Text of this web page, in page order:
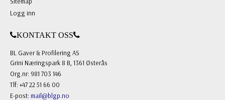
Logg inn
KONTAKT OSS
BL Gaver & Profilering AS
Grini Næringspark 8 B, 1361 Østerås
Org.nr: 981 703 146
Tlf: +47 22 51 66 00
E-post: mail@blgp.no